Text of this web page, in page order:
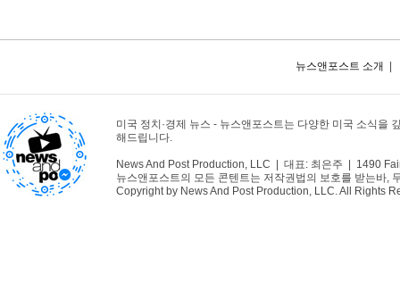
뉴스앤포스트 소개
미국 정치·경제 뉴스 - 뉴스앤포스트는 다양한 미국 소식을
해드립니다.
News And Post Production, LLC | 대표: 최은주 | 1490
뉴스앤포스트의 모든 콘텐트는 저작권법의 보호를 받는바,
Copyright by News And Post Production, LLC. All Rights